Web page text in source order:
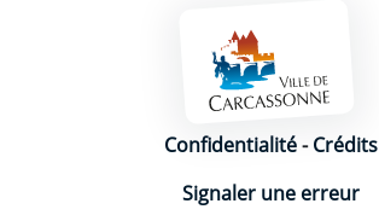
Mentions légales
Confidentialité-Crédits
Signaler une erreur